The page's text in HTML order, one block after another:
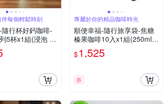
每個輕鬆時刻
行杯好鈣咖啡-
5杯x1組(浸泡 冷
專屬於你的精品咖啡時光
順便幸福-隨行旅享袋-焦糖
榛果咖啡10入x1組(250ml
濾袋 旅行 沖泡)
$1,525
券